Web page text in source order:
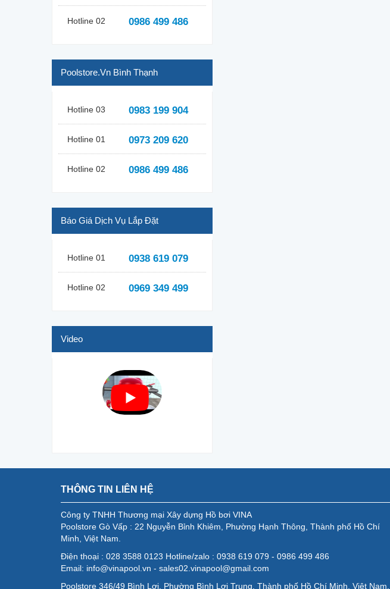
Hotline 02 0986 499 486
Poolstore.vn Bình Thạnh
Hotline 03 0983 199 904
Hotline 01 0973 209 620
Hotline 02 0986 499 486
Báo Giá Dịch Vụ Lắp Đặt
Hotline 01 0938 619 079
Hotline 02 0969 349 499
Video
THÔNG TIN LIÊN HỆ
Công ty TNHH Thương mại Xây dựng Hồ bơi VINA
Poolstore Gò Vấp : 22 Nguyễn Bỉnh Khiêm, Phường Hạnh Thông, Thành phố Hồ Chí
Minh, Việt Nam.
Điện thoại : 028 3588 0123 Hotline/zalo : 0938 619 079 - 0986 499 486
Email: info@vinapool.vn - sales02.vinapool@gmail.com
Poolstore 346/49 Bình Lợi, Phường Bình Lợi Trung, Thành phố Hồ Chí Minh, Việt Nam.